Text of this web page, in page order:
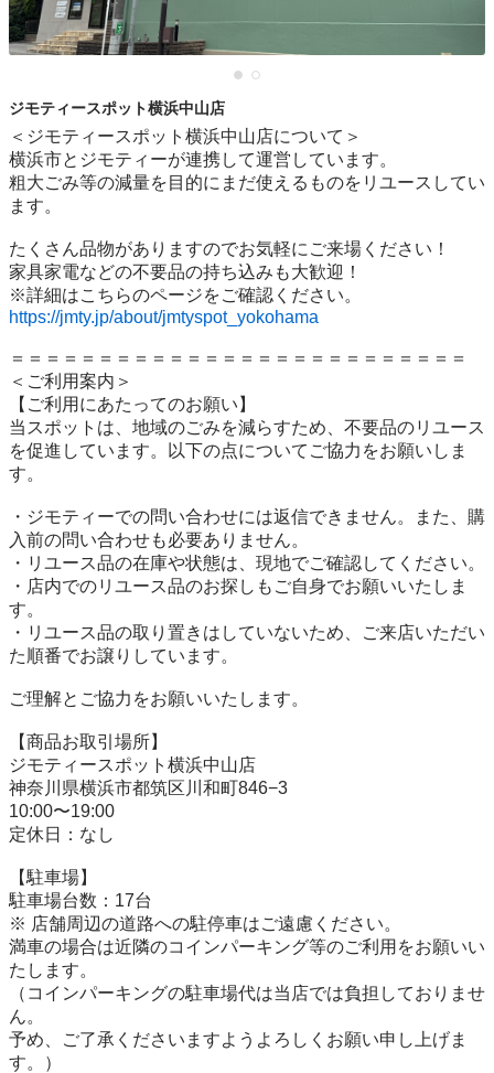
ジモティースポット横浜中山店
＜ジモティースポット横浜中山店について＞
横浜市とジモティーが連携して運営しています。
粗⼤ごみ等の減量を⽬的にまだ使えるものをリユースしてい
ます。
たくさん品物がありますのでお気軽にご来場ください！
家具家電などの不要品の持ち込みも大歓迎！
https://jmty.jp/about/jmtyspot_yokohama
＝＝＝＝＝＝＝＝＝＝＝＝＝＝＝＝＝＝＝＝＝＝＝＝＝＝
＜ご利用案内＞
【ご利用にあたってのお願い】
当スポットは、地域のごみを減らすため、不要品のリユース
を促進しています。以下の点についてご協力をお願いしま
す。
・ジモティーでの問い合わせには返信できません。また、購
入前の問い合わせも必要ありません。
・リユース品の在庫や状態は、現地でご確認してください。
・店内でのリユース品のお探しもご自身でお願いいたしま
す。
・リユース品の取り置きはしていないため、ご来店いただい
た順番でお譲りしています。
ご理解とご協力をお願いいたします。
【商品お取引場所】
ジモティースポット横浜中山店
神奈川県横浜市都筑区川和町846−3
10:00〜19:00
定休日：なし
【駐⾞場】
駐車場台数：17台
※ 店舗周辺の道路への駐停車はご遠慮ください。
満車の場合は近隣のコインパーキング等のご利用をお願いい
たします。
（コインパーキングの駐車場代は当店では負担しておりませ
ん。
予め、ご了承くださいますようよろしくお願い申し上げま
す。）